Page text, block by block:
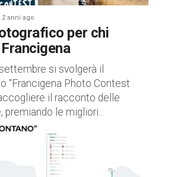
2 anni ago
per chi
si svolgerà il
“Francigena Photo Contest
il racconto delle
premiando le migliori...